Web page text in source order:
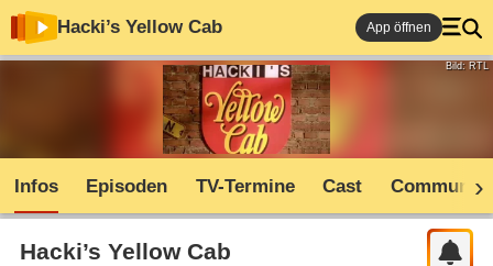
Hacki’s Yellow Cab App öffnen
Bild: RTL
Infos Episoden TV-Termine Cast Community
Hacki’s Yellow Cab